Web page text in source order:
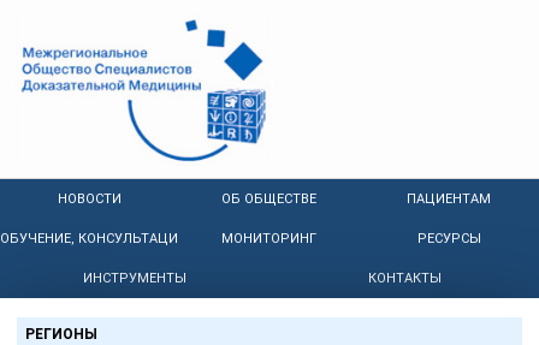
НОВОСТИ ОБ ОБЩЕСТВЕ ПАЦИЕНТАМ
ОБУЧЕНИЕ, КОНСУЛЬТАЦИИ МОНИТОРИНГ РЕСУРСЫ
ИНСТРУМЕНТЫ КОНТАКТЫ
РЕГИОНЫ